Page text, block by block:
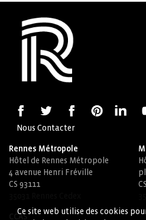
Ce site web utilise des cookies
Nous Contacter
Rennes Métropole
Hôtel de Rennes Métropole
4 avenue Henri Fréville
CS 93111
CCAS